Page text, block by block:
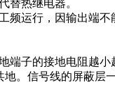
替热继电器。
频运行，因输出端
端子的接地电阻越
。信号线的屏蔽层